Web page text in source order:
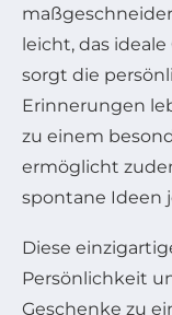
leicht, das
sorgt die
Erinnerungen
zu einem
ermöglicht
spontane Ideen
Diese
Persönlichkeit
Geschenke zu